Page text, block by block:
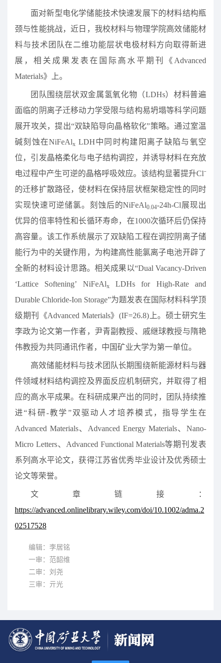
面对新型电化学储能技术快速发展下的材料结构瓶
颈与性能挑战，近日，我校材料与物理学院高效储能材
料与技术团队在二维功能层状电极材料方向取得新进
展，相关成果发表在国际高水平期刊《Advanced
Materials》上。
团队围绕层状双金属氢氧化物（LDHs）材料普遍
面临的阴离子迁移动力学受限与结构易坍塌等科学问题
展开攻关，提出“双缺陷导向晶格软化”策略。通过室温
碱刻蚀在NiFeAlx LDH中同时构建阳离子缺陷与氧空
位，引发晶格柔化与电子结构调控，并诱导材料在充放
电过程中产生可逆的晶格呼吸效应。该结构显著提升Cl⁻
的迁移扩散路径，使材料在保持层状框架稳定性的同时
实现快速可逆储氯。刻蚀后的NiFeAl0.04-24h-Cl展现出
优异的倍率特性和长循环寿命，在1000次循环后仍保持
高容量。该工作系统展示了双缺陷工程在调控阴离子储
能行为中的关键作用，为构建高性能氯离子电池开辟了
全新的材料设计思路。相关成果以“Dual Vacancy-Driven
‘Lattice Softening’ NiFeAlxLDHs for High-Rate and
Durable Chloride-Ion Storage”为题发表在国际材料科学顶
级期刊《Advanced Materials》(IF=26.8)上。硕士研究生
李政为论文第一作者，尹青副教授、戚继球教授与隋艳
伟教授为共同通讯作者，中国矿业大学为第一单位。
高效储能材料与技术团队长期围绕新能源材料与器
件领域材料结构调控及界面反应机制研究，并取得了相
应的高水平成果。在科研成果产出的同时，团队持续推
进“科研-教学”双驱动人才培养模式，指导学生在
Advanced Materials、Advanced Energy Materials、Nano-
Micro Letters、Advanced Functional Materials等期刊发表
系列高水平论文，获得江苏省优秀毕业设计及优秀硕士
论文等荣誉。
文章链接：
https://advanced.onlinelibrary.wiley.com/doi/10.1002/adma.2
02517528
编辑：李居铭
一审：范韶维
二审：刘尧
三审：亓光